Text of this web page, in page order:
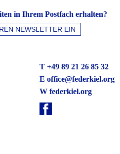
in Ihrem Postfach erhalten?
T +49 89 21 26 85 32
E office@federkiel.org
W federkiel.org